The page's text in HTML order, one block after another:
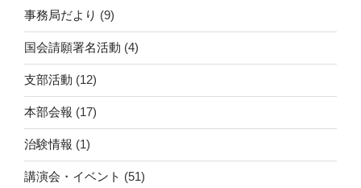
事務局だより (9)
国会請願署名活動 (4)
支部活動 (12)
本部会報 (17)
治験情報 (1)
講演会・イベント (51)